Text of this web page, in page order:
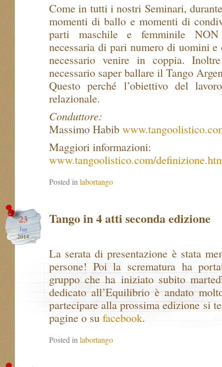
Come in tutti i nostri Seminari,
momenti di ballo e momenti di
parti maschile e femminile NON
necessaria di pari numero di uomini
necessario venire in coppia.
necessario saper ballare il Tango
Questo perché l’obiettivo del
relazionale.
Conduttore:
Massimo Habib
Maggiori informazioni:
www.tangoolistico.com/
Posted in labortango
23
Jan
2014
Tango in 4 atti seconda edizione
La serata di presentazione è stata
persone! Poi la scrematura ha
gruppo che ha iniziato subito
dedicato all’Equilibrio è andato
partecipare alla prossima edizione si
pagine o su facebook.
Posted in labortango